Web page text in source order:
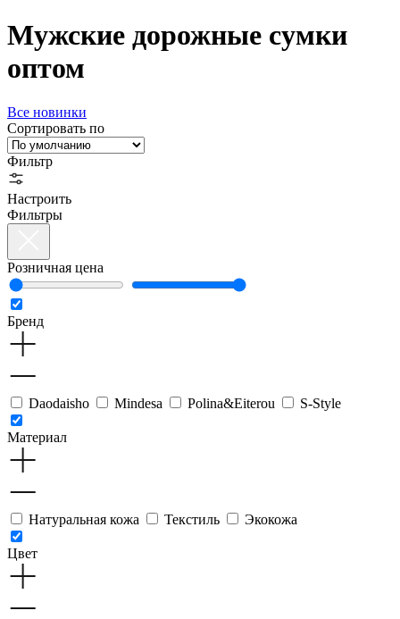
Мужские дорожные сумки
оптом
Все новинки
Сортировать по
Фильтр
Настроить
Фильтры
Розничная цена
Бренд
Daodaisho Mindesa Polina&Eiterou S-Style
Материал
Натуральная кожа Текстиль Экокожа
Цвет